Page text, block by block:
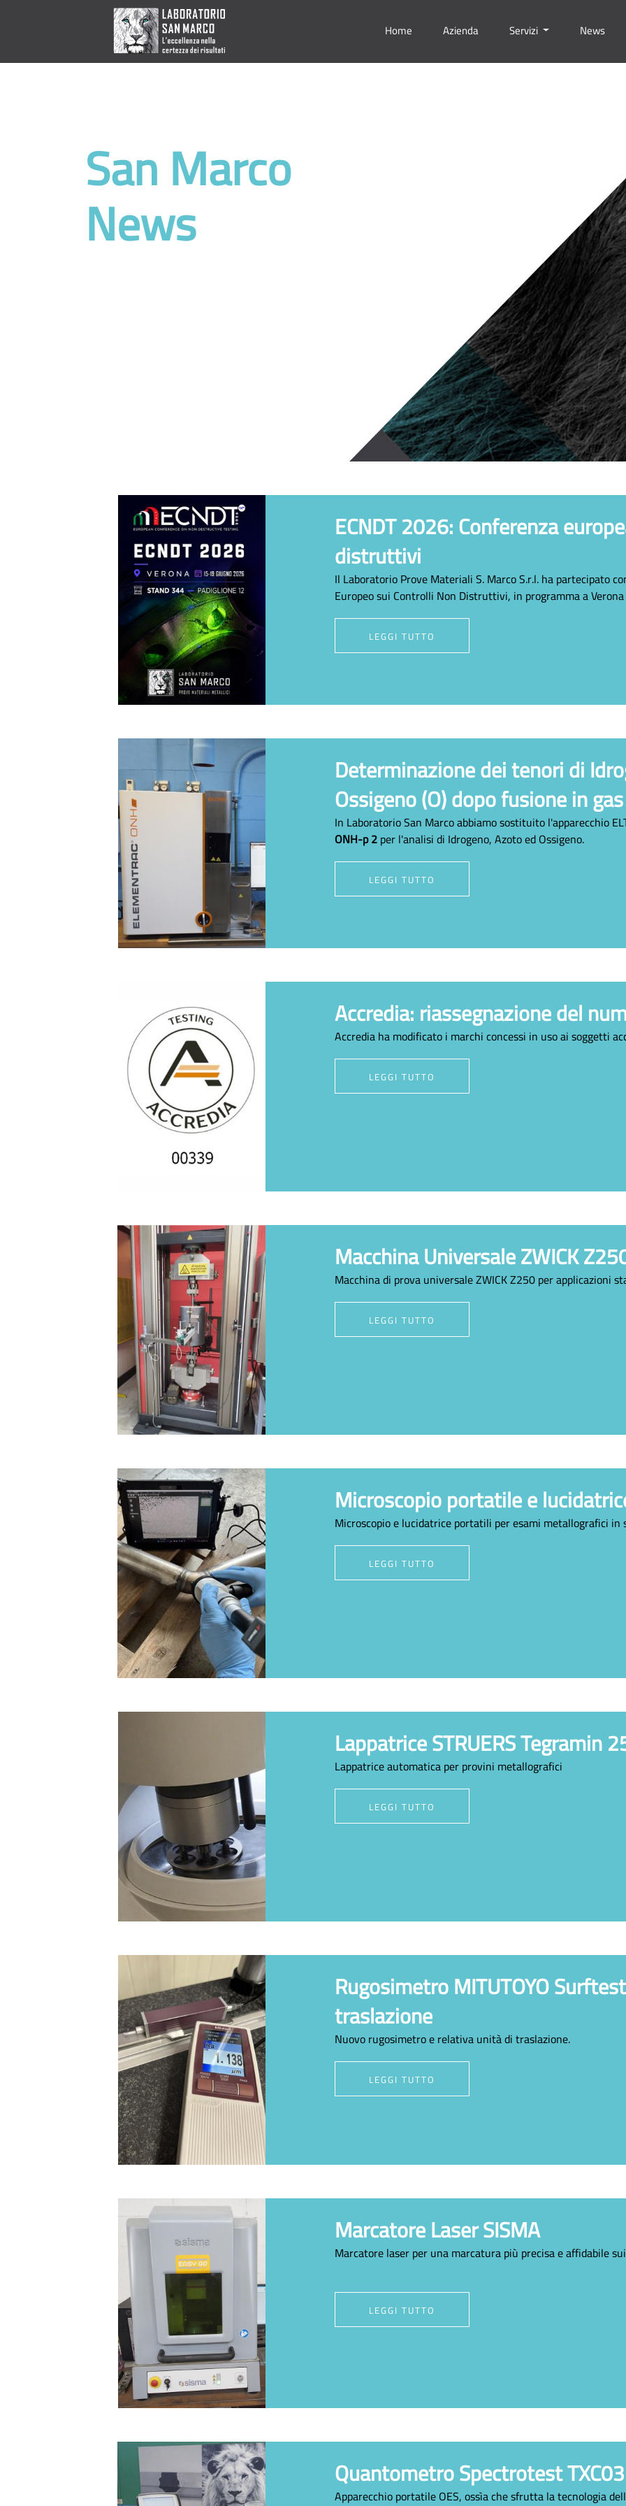
San Marco
News
ECNDT 2026: Conferenza
distruttivi
Il Laboratorio Prove Materiali S. Marco S.r.l. ha partecipato
Europeo sui Controlli Non Distruttivi, in programma a
LEGGI TUTTO
Determinazione dei tenori di
Ossigeno (O) dopo fusione in
In Laboratorio San Marco abbiamo sostituito l'apparecchio
ONH-p 2per l'analisi di Idrogeno, Azoto ed Ossigeno.
LEGGI TUTTO
Accredia: riassegnazione del
Accredia ha modificato i marchi concessi in uso ai soggetti
LEGGI TUTTO
Macchina Universale ZWICK
Macchina di prova universale ZWICK Z250 per applicazioni
LEGGI TUTTO
Microscopio portatile e
Microscopio e lucidatrice portatili per esami metallografici in
LEGGI TUTTO
Lappatrice STRUERS Tegramin
Lappatrice automatica per provini metallografici
LEGGI TUTTO
Rugosimetro MITUTOYO
traslazione
Nuovo rugosimetro e relativa unità di traslazione.
LEGGI TUTTO
Marcatore Laser SISMA
Marcatore laser per una marcatura più precisa e affidabile
LEGGI TUTTO
Quantometro Spectrotest TXC03
Apparecchio portatile OES, ossìa che sfrutta la tecnologia
Home Azienda Servizi News